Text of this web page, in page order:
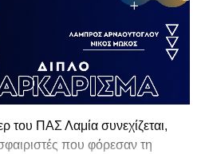
του ΠΑΣ Λαμία συνεχίζεται,
που φόρεσαν τη